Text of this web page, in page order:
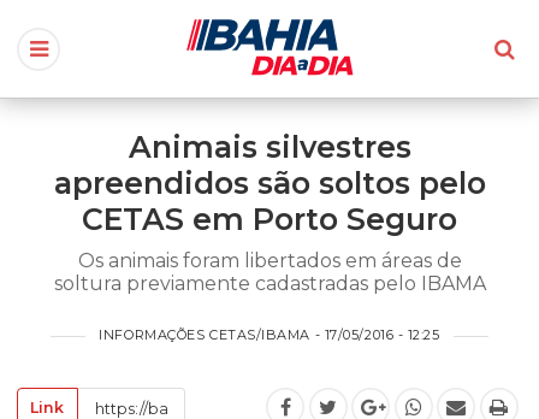
Animais silvestres
apreendidos são soltos pelo
CETAS em Porto Seguro
Os animais foram libertados em áreas de
soltura previamente cadastradas pelo IBAMA
INFORMAÇÕES CETAS/IBAMA - 17/05/2016 - 12:25
Link